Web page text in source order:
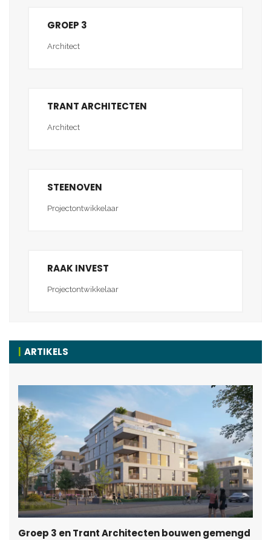
GROEP 3
Architect
TRANT ARCHITECTEN
Architect
STEENOVEN
Projectontwikkelaar
RAAK INVEST
Projectontwikkelaar
ARTIKELS
Groep 3 en Trant Architecten bouwen gemengd